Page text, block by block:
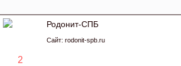
2
Родонит-СПБ
Сайт: rodonit-spb.ru